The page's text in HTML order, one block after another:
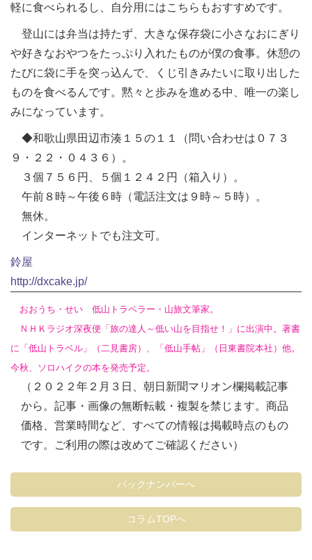
軽に食べられるし、自分用にはこちらもおすすめです。
登山には弁当は持たず、大きな保存袋に小さなおにぎり
や好きなおやつをたっぷり入れたものが僕の食事。休憩の
たびに袋に手を突っ込んで、くじ引きみたいに取り出した
ものを食べるんです。黙々と歩みを進める中、唯一の楽し
みになっています。
◆和歌山県田辺市湊１５の１１（問い合わせは０７３
９・２２・０４３６）。
３個７５６円、５個１２４２円（箱入り）。
午前８時～午後６時（電話注文は９時～５時）。
無休。
インターネットでも注文可。
鈴屋
http://dxcake.jp/
おおうち・せい 低山トラベラー・山旅文筆家。
ＮＨＫラジオ深夜便「旅の達人～低い山を目指せ！」に出演中。著書
に「低山トラベル」（二見書房）、「低山手帖」（日東書院本社）他。
今秋、ソロハイクの本を発売予定。
（２０２２年２月３日、朝日新聞マリオン欄掲載記事
から。記事・画像の無断転載・複製を禁じます。商品
価格、営業時間など、すべての情報は掲載時点のもの
です。ご利用の際は改めてご確認ください）
バックナンバーへ
コラムTOPへ